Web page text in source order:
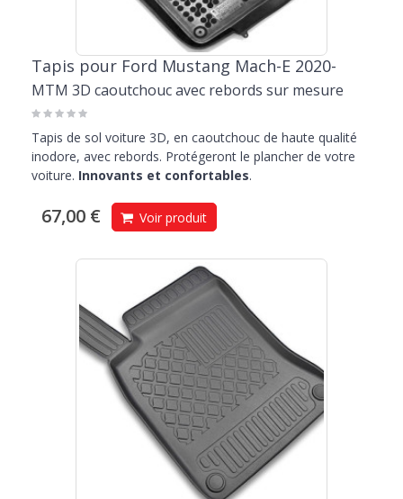
Tapis pour Ford Mustang Mach-E 2020-
MTM 3D caoutchouc avec rebords sur mesure
Tapis de sol voiture 3D, en caoutchouc de haute qualité
inodore, avec rebords. Protégeront le plancher de votre
voiture. Innovants et confortables.
67,00 € Voir produit